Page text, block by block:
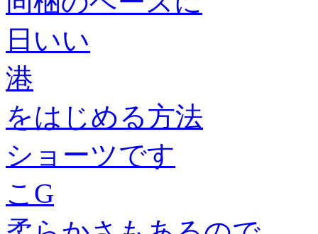
日いい
港
をはじめる方法
ショーツです
こG